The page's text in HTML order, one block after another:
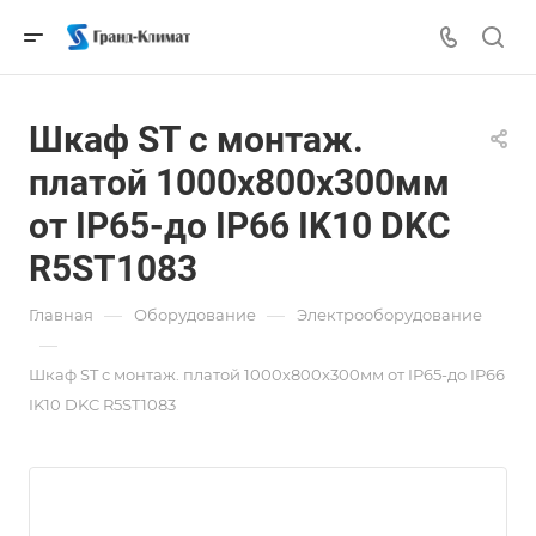
Шкаф ST с монтаж.
платой 1000х800х300мм
от IP65-до IP66 IK10 DKC
R5ST1083
Главная — Оборудование — Электрооборудование
—
Шкаф ST с монтаж. платой 1000х800х300мм от IP65-до IP66
IK10 DKC R5ST1083